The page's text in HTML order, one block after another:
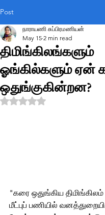
Post
திமிங்கிலங்களும்
ஓங்கில்களும் ஏன்
ஒதுங்குகின்றன?
நாராயணி சுப்பிரமணியன்
May 15 2 min read
Rated NaN out of 5 stars.
"கரை ஒதுங்கிய திமிங்கிலம்
மீட்புப் பணியில்